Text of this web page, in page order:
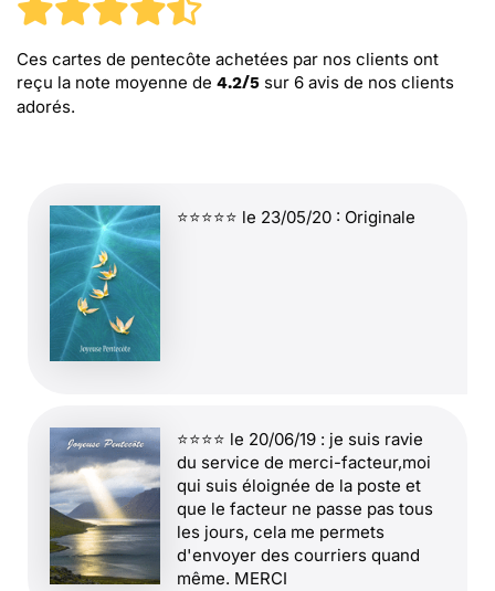
Ces cartes de pentecôte achetées par nos clients ont
reçu la note moyenne de 4.2/5 sur 6 avis de nos clients
adorés.
⭐⭐⭐⭐⭐ le 23/05/20 : Originale
⭐⭐⭐⭐ le 20/06/19 : je suis ravie
du service de merci-facteur,moi
qui suis éloignée de la poste et
que le facteur ne passe pas tous
les jours, cela me permets
d'envoyer des courriers quand
même. MERCI